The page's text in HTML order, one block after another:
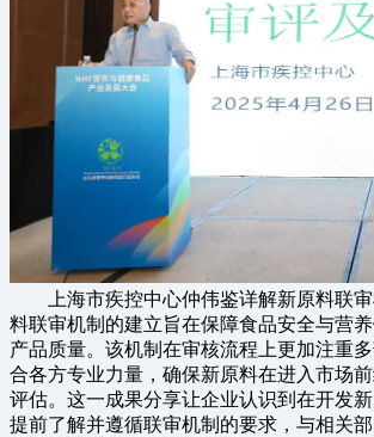
上海市疾控中心仲伟鉴详解新原料联审
料联审机制的建立旨在保障食品安全与营
产品质量。该机制在审核流程上更加注重
合各方专业力量，确保新原料在进入市场
评估。这一成果分享让企业认识到在开发
提前了解并遵循联审机制的要求，与相关部